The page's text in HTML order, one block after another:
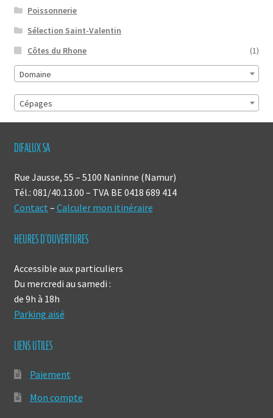
Poissonnerie
Sélection Saint-Valentin
Côtes du Rhone
(1)
Domaine
Cépages
DIFALUX SA
Rue Jausse, 55 – 5100 Naninne (Namur)
Tél.: 081/40.13.00 – TVA BE 0418 689 414
Contact – Calculer mon itinéraire
HEURES D’OUVERTURES
Accessible aux particuliers
Du mercredi au samedi :
de 9h à 18h
Parking aisé
LIENS UTILES
Paiement
Mon compte